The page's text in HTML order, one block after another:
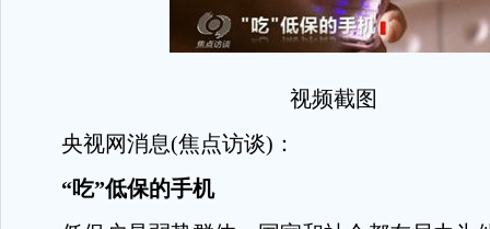
视频截图
央视网消息(焦点访谈)：
“吃”低保的手机